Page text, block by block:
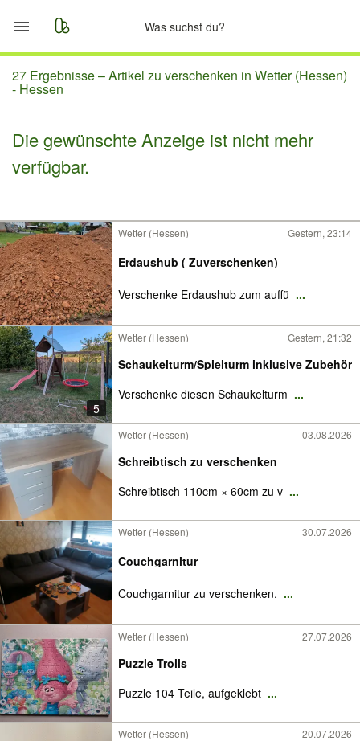
Start
Merkliste
Nachrichten
27 Ergebnisse –Artikel zu verschenken in Wetter (Hessen)
- Hessen
Die gewünschte Anzeige ist nicht mehr
verfügbar.
Wetter (Hessen) Gestern, 23:14
Erdaushub ( Zuverschenken)
Verschenke Erdaushub zum auffü ...
5
Wetter (Hessen) Gestern, 21:32
Schaukelturm/Spielturm inklusive Zubehör
Verschenke diesen Schaukelturm ...
Wetter (Hessen) 03.08.2026
Schreibtisch zu verschenken
Schreibtisch 110cm × 60cm zu v ...
Wetter (Hessen) 30.07.2026
Couchgarnitur
Couchgarnitur zu verschenken. ...
Wetter (Hessen) 27.07.2026
Puzzle Trolls
Puzzle 104 Teile, aufgeklebt ...
Wetter (Hessen) 20.07.2026